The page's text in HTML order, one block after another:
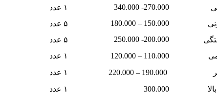
270.000- 340.000
۱ عدد
150.000 – 180.000
۵ عدد
200.000- 250.000
۵ عدد
110.000 – 120.000
۱ عدد
۱ عدد
300.000 ۱ عدد